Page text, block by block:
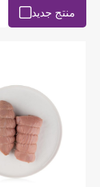
الشهية،
وصولًا إلى لحم
منتج جديد